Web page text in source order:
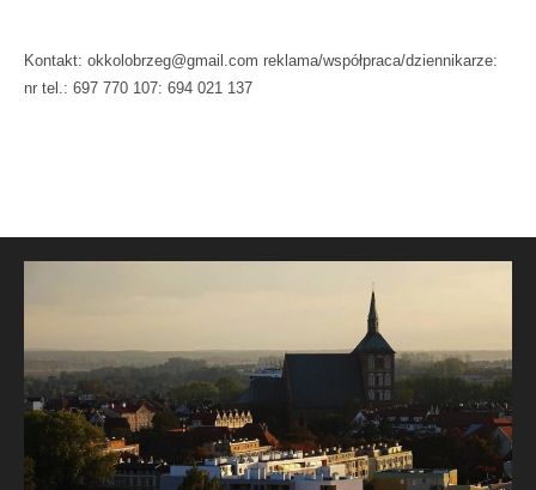
Kontakt: okkolobrzeg@gmail.com reklama/współpraca/dziennikarze:
nr tel.: 697 770 107: 694 021 137